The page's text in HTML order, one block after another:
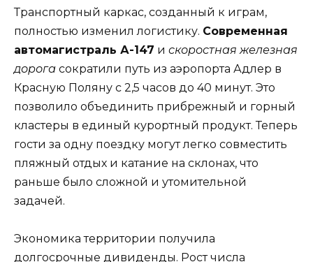
Транспортный каркас, созданный к играм,
полностью изменил логистику. Современная
автомагистраль А-147 и скоростная железная
дорога сократили путь из аэропорта Адлер в
Красную Поляну с 2,5 часов до 40 минут. Это
позволило объединить прибрежный и горный
кластеры в единый курортный продукт. Теперь
гости за одну поездку могут легко совместить
пляжный отдых и катание на склонах, что
раньше было сложной и утомительной
задачей.
Экономика территории получила
долгосрочные дивиденды. Рост числа